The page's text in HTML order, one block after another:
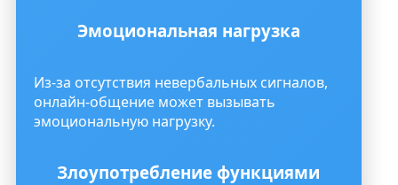
Эмоциональная нагрузка
Из-за отсутствия невербальных сигналов,
онлайн-общение может вызывать
эмоциональную нагрузку.
Злоупотребление функциями